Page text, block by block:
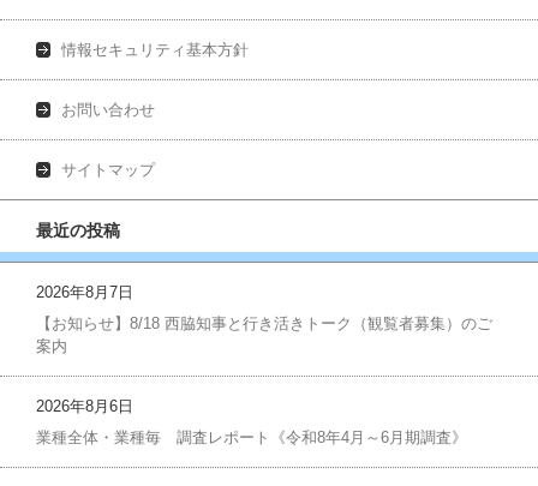
情報セキュリティ基本方針
お問い合わせ
サイトマップ
最近の投稿
2026年8月7日
【お知らせ】8/18 西脇知事と行き活きトーク（観覧者募集）のご
案内
2026年8月6日
業種全体・業種毎 調査レポート《令和8年4月～6月期調査》